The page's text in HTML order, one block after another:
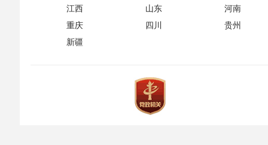
江西
山东
河南
重庆
四川
贵州
新疆